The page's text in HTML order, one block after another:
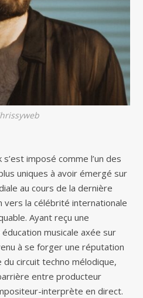
imposé comme l’un des
uniques à avoir émergé sur
au cours de la dernière
vers la célébrité internationale
Ayant reçu une
musicale axée sur
à se forger une réputation
du circuit techno mélodique,
entre producteur
interprète en direct.